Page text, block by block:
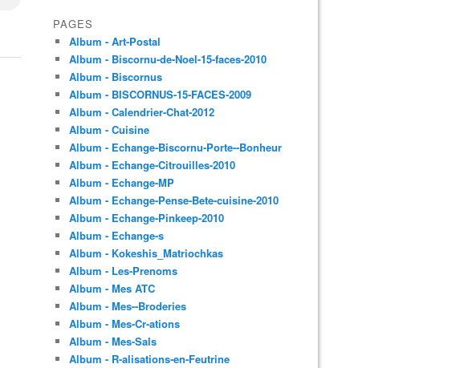
PAGES
Album - Art-Postal
Album - Biscornu-de-Noel-15-faces-2010
Album - Biscornus
Album - BISCORNUS-15-FACES-2009
Album - Calendrier-Chat-2012
Album - Cuisine
Album - Echange-Biscornu-Porte--Bonheur
Album - Echange-Citrouilles-2010
Album - Echange-MP
Album - Echange-Pense-Bete-cuisine-2010
Album - Echange-Pinkeep-2010
Album - Echange-s
Album - Kokeshis_Matriochkas
Album - Les-Prenoms
Album - Mes ATC
Album - Mes--Broderies
Album - Mes-Cr-ations
Album - Mes-Sals
Album - R-alisations-en-Feutrine